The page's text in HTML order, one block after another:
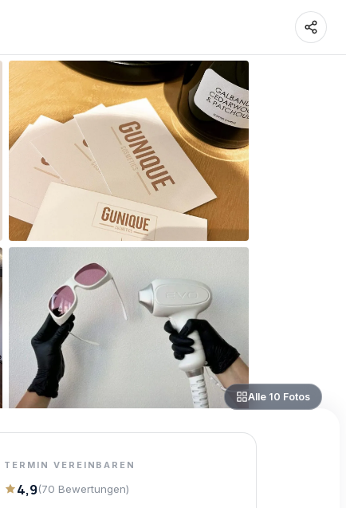
Alle 10 Fotos
TERMIN VEREINBAREN
4,9(70 Bewertungen)